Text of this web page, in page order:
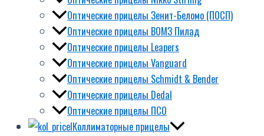
Оптические прицелы Зенит-Беломо (ПОСП)
Оптические прицелы ВОМЗ Пилад
Оптические прицелы Leapers
Оптические прицелы Vanguard
Оптические прицелы Schmidt & Bender
Оптические прицелы Dedal
Оптические прицелы ПСО
Коллиматорные прицелы